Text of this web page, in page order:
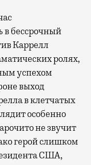
в бессрочный
Каррелл
ролях,
успехом
выход
в клетчатых
особенно
не звучит
герой слишком
США,